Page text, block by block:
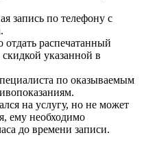
запись по телефону с
распечатанный
указанной в
по оказываемым
на услугу, но не может
ему необходимо
до времени записи.